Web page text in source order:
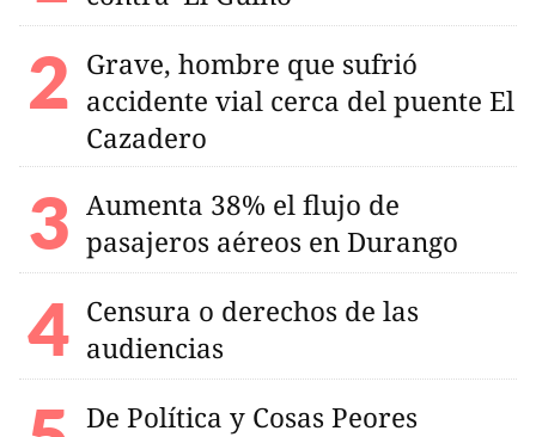
Grave, hombre que sufrió
accidente vial cerca del puente El
Cazadero
Aumenta 38% el flujo de
pasajeros aéreos en Durango
Censura o derechos de las
audiencias
De Política y Cosas Peores